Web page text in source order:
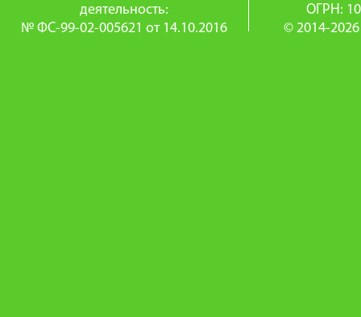
деятельность:
№ ФС-99-02-005621 от 14.10.2016
ОГРН:
© 2014-